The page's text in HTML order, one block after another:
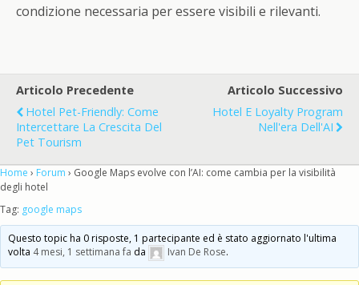
condizione necessaria per essere visibili e rilevanti.
Articolo Precedente
Hotel Pet-Friendly: Come
Intercettare La Crescita Del
Pet Tourism
Articolo Successivo
Hotel E Loyalty Program
Nell'era Dell'AI
Home › Forum › Google Maps evolve con l’AI: come cambia per la visibilità
degli hotel
Tag: google maps
Questo topic ha 0 risposte, 1 partecipante ed è stato aggiornato l'ultima
volta 4 mesi, 1 settimana fa da Ivan De Rose.